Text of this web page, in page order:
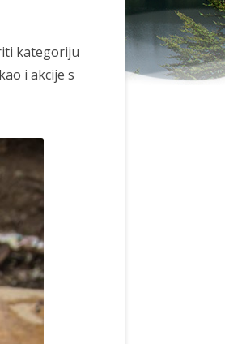
kategoriju
i akcije s